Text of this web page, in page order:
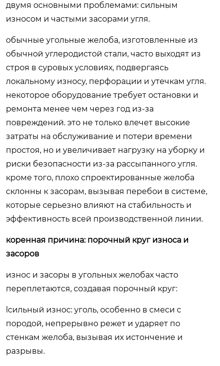
двумя основными проблемами: сильным
износом и частыми засорами угля.
обычные угольные желоба, изготовленные из
обычной углеродистой стали, часто выходят из
строя в суровых условиях, подвергаясь
локальному износу, перфорации и утечкам угля.
некоторое оборудование требует остановки и
ремонта менее чем через год из-за
повреждений. это не только влечет высокие
затраты на обслуживание и потери времени
простоя, но и увеличивает нагрузку на уборку и
риски безопасности из-за рассыпанного угля.
кроме того, плохо спроектированные желоба
склонны к засорам, вызывая перебои в системе,
которые серьезно влияют на стабильность и
эффективность всей производственной линии.
коренная причина: порочный круг износа и
засоров
износ и засоры в угольных желобах часто
переплетаются, создавая порочный круг:
lсильный износ: уголь, особенно в смеси с
породой, непрерывно режет и ударяет по
стенкам желоба, вызывая их истончение и
разрывы.